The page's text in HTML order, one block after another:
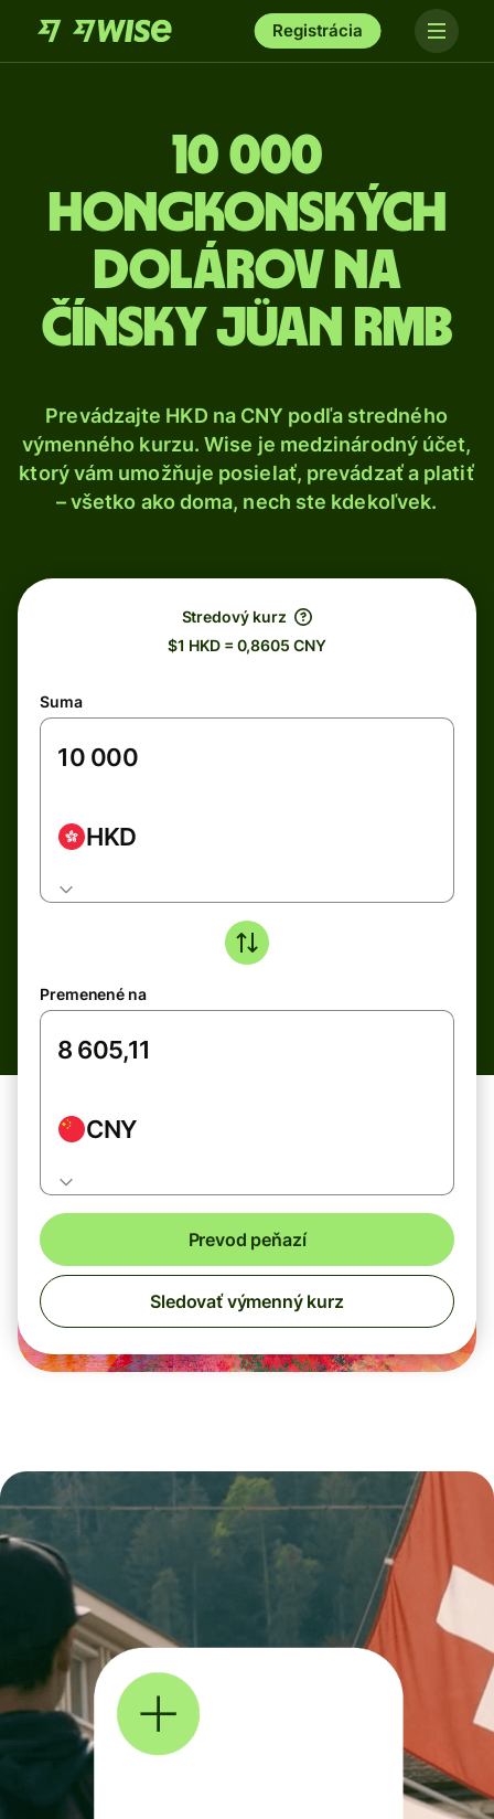
Registrácia
10 000
Hongkonských
dolárov na
čínsky jüan RMB
Prevádzajte HKD na CNY podľa stredného
výmenného kurzu. Wise je medzinárodný účet,
ktorý vám umožňuje posielať, prevádzať a platiť
– všetko ako doma, nech ste kdekoľvek.
Stredový kurz
$1 HKD = 0,8605 CNY
Suma
HKD
Premenené na
CNY
Prevod peňazí
Sledovať výmenný kurz